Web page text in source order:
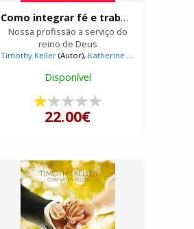
Como integrar fé e trabalho
Nossa profissão a serviço do
reino de Deus
Timothy Keller (Autor), Katherine Leary Alsdorf
Disponível
22.00€